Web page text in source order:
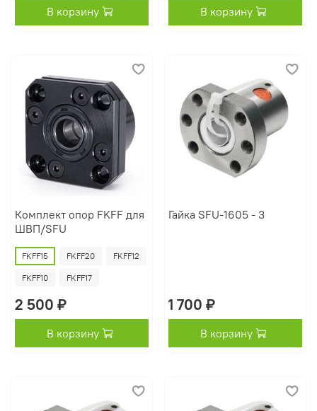
В корзину В корзину
Комплект опор FKFF для
ШВП/SFU
FKFF15 FKFF20 FKFF12
FKFF10 FKFF17
2 500 ₽
В корзину
Гайка SFU-1605 - 3
1 700 ₽
В корзину